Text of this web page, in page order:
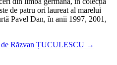
de patru ori laureat al marelui
Pavel Dan, în anii 1997, 2001,
de Răzvan ȚUCULESCU →